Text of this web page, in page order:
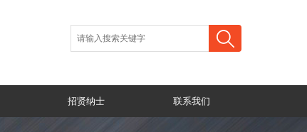
招贤纳士 联系我们